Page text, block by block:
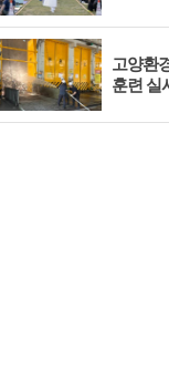
고양환
훈련 실